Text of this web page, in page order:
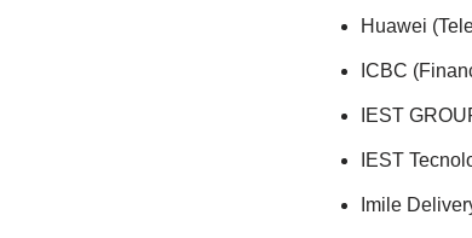
Huawei
ICBC
IEST
IEST
Imile